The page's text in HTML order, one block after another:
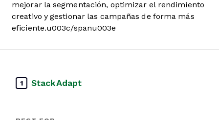
mejorar la segmentación, optimizar el rendimiento
creativo y gestionar las campañas de forma más
eficiente.u003c/spanu003e
1 StackAdapt